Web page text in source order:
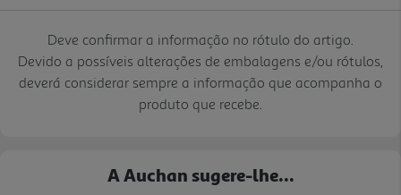
Deve confirmar a informação no rótulo do artigo.
Devido a possíveis alterações de embalagens e/ou rótulos,
deverá considerar sempre a informação que acompanha o
produto que recebe.
A Auchan sugere-lhe...